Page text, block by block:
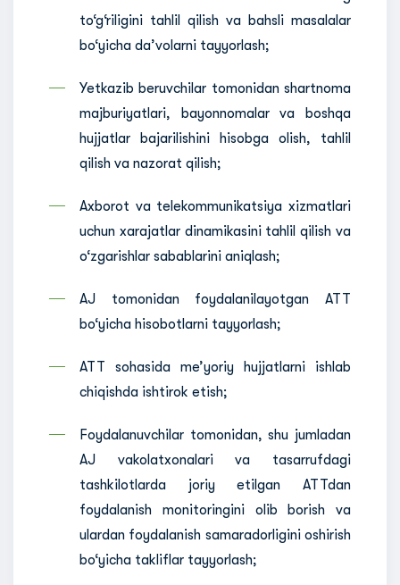
to‘g‘riligini tahlil qilish va bahsli masalalar
bo‘yicha da’volarni tayyorlash;
Yetkazib beruvchilar tomonidan shartnoma
majburiyatlari, bayonnomalar va boshqa
hujjatlar bajarilishini hisobga olish, tahlil
qilish va nazorat qilish;
Axborot va telekommunikatsiya xizmatlari
uchun xarajatlar dinamikasini tahlil qilish va
o‘zgarishlar sabablarini aniqlash;
AJ tomonidan foydalanilayotgan ATT
bo‘yicha hisobotlarni tayyorlash;
ATT sohasida me’yoriy hujjatlarni ishlab
chiqishda ishtirok etish;
Foydalanuvchilar tomonidan, shu jumladan
AJ vakolatxonalari va tasarrufdagi
tashkilotlarda joriy etilgan ATTdan
foydalanish monitoringini olib borish va
ulardan foydalanish samaradorligini oshirish
bo‘yicha takliflar tayyorlash;